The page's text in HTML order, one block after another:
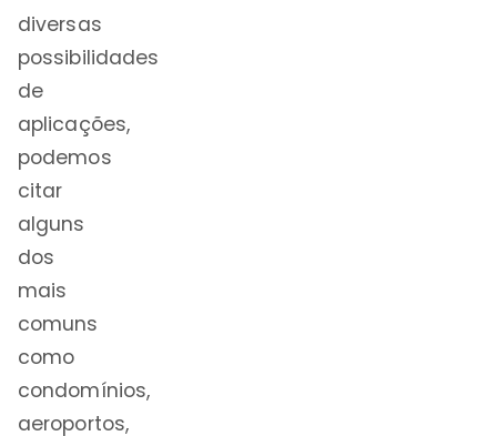
diversas
possibilidades
de
aplicações,
podemos
citar
alguns
dos
mais
comuns
como
condomínios,
aeroportos,